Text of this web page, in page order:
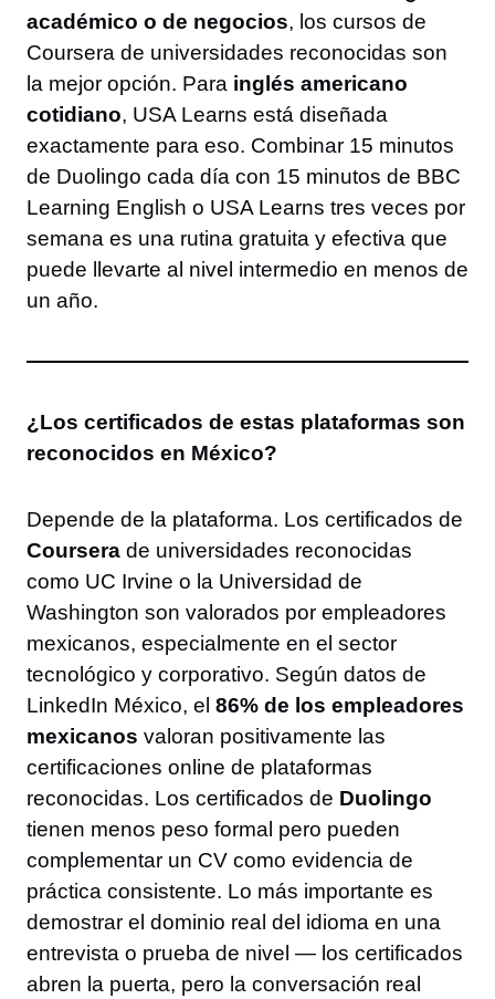
académico o de negocios, los cursos de
Coursera de universidades reconocidas son
la mejor opción. Para inglés americano
cotidiano, USA Learns está diseñada
exactamente para eso. Combinar 15 minutos
de Duolingo cada día con 15 minutos de BBC
Learning English o USA Learns tres veces por
semana es una rutina gratuita y efectiva que
puede llevarte al nivel intermedio en menos de
un año.
¿Los certificados de estas plataformas son
reconocidos en México?
Depende de la plataforma. Los certificados de
Coursera de universidades reconocidas
como UC Irvine o la Universidad de
Washington son valorados por empleadores
mexicanos, especialmente en el sector
tecnológico y corporativo. Según datos de
LinkedIn México, el 86% de los empleadores
mexicanos valoran positivamente las
certificaciones online de plataformas
reconocidas. Los certificados de Duolingo
tienen menos peso formal pero pueden
complementar un CV como evidencia de
práctica consistente. Lo más importante es
demostrar el dominio real del idioma en una
entrevista o prueba de nivel — los certificados
abren la puerta, pero la conversación real